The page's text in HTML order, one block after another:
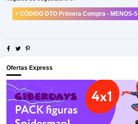
+ CÓDIGO DTO Primera Compra - MENOS-5
Ofertas Express